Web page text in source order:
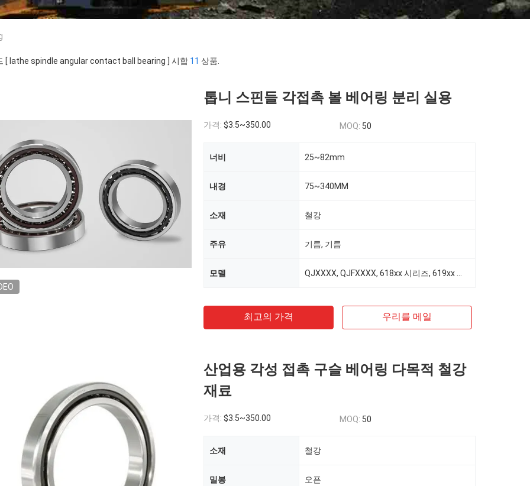
[ lathe spindle angular contact ball bearing ] 시합 11 상품.
톱니 스핀들 각접촉 볼 베어링 분리 실용
가격: $3.5~350.00 MOQ: 50
너비 25~82mm
내경 75~340MM
소재 철강
주유 기름, 기름
모델
최고의 가격 우리를 메일
산업용 각성 접촉 구슬 베어링 다목적 철강
재료
가격: $3.5~350.00 MOQ: 50
소재 철강
밀봉 오픈